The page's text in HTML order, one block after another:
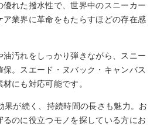
れた撥水性で、世界中のスニーカー
業界に革命をもたらすほどの存在感
汚れをしっかり弾きながら、スニー
。スエード・ヌバック・キャンバス
にも対応可能です。
果が続く、持続時間の長さも魅力。お
のに役立つモノを探している方にお